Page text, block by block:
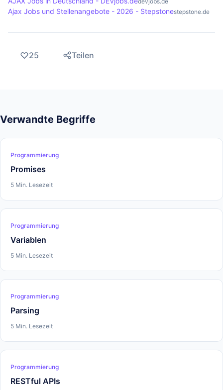
Ajax Jobs und Stellenangebote - 2026 - Stepstonestepstone.de
25 Teilen
Verwandte Begriffe
Programmierung
Promises
5 Min. Lesezeit
Programmierung
Variablen
5 Min. Lesezeit
Programmierung
Parsing
5 Min. Lesezeit
Programmierung
RESTful APIs